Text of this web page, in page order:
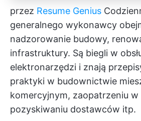
przez Resume Genius
generalnego wykonawcy
nadzorowanie budowy,
infrastruktury. Są biegli w
elektronarzędzi i znają
praktyki w budownictwie
komercyjnym, zaopatrzeniu w
pozyskiwaniu dostawców itp.